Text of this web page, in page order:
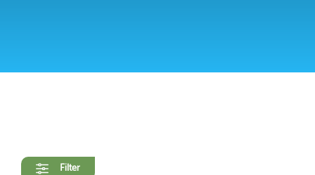
Filter